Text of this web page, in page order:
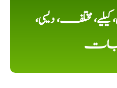
مختلف، دیسی،
جات